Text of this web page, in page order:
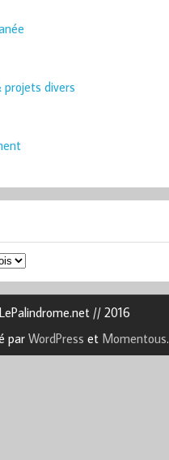
projets divers
LePalindrome.net // 2016
par WordPress et Momentous.